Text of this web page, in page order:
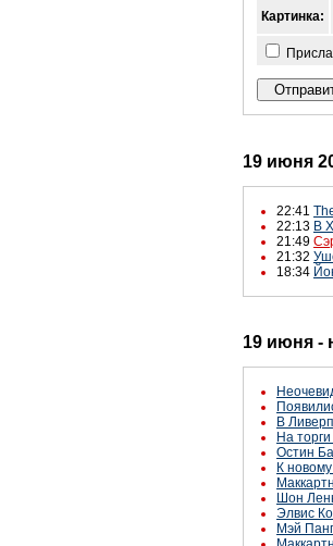
Картинка:
19 июня
22:41
22:13 В
21:49
21:32
18:34
19 июня -
В
На
Остин
К
Шон
Элвис
Мэй